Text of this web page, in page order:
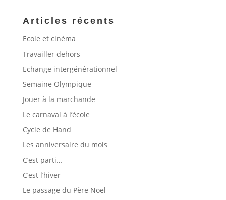
Articles récents
Ecole et cinéma
Travailler dehors
Echange intergénérationnel
Semaine Olympique
Jouer à la marchande
Le carnaval à l’école
Cycle de Hand
Les anniversaire du mois
C’est parti…
C’est l’hiver
Le passage du Père Noël